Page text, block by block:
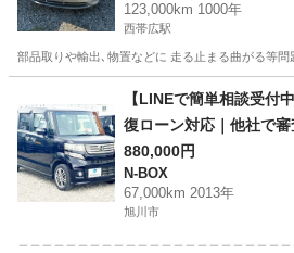
123,000km 1000年
西帯広駅
部品取りや輸出､物置などに 走る止まる曲がる等問
西帯広駅 ストリーム
【LINEで簡単相談受付
復ローン対応｜他社で
軽にご相談ください ホ
G Lパッケージ 4WD
880,000円
N-BOX
67,000km 2013年
旭川市
＿＿＿＿＿＿＿＿＿＿＿＿＿＿＿＿＿＿＿＿＿